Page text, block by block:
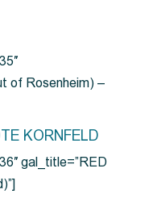
of Rosenheim) –
KORNFELD
gal_title=”RED